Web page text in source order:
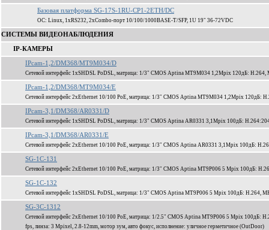
Базовая платформа SG-17S-1RU-CP1-2ETH/DC
ОС: Linux, 1xRS232, 2xCombo-порт 10/100/1000BASE-T/SFP, 1U 19" 36-72VDC
СИСТЕМЫ ВИДЕОНАБЛЮДЕНИЯ
IP-КАМЕРЫ
IPcam-1,2/DM368/MT9M034/D
Сетевой интерфейс 1xSHDSL PoDSL, матрица: 1/3" CMOS Aptina MT9M034 1,2Mpix 120дБ: H.264,
IPcam-1,2/DM368/MT9M034/E
Сетевой интерфейс 2xEthernet 10/100 PoE, матрица: 1/3" CMOS Aptina MT9M034 1,2Mpix 120дБ:
IPcam-3,1/DM368/AR0331/D
Сетевой интерфейс 1xSHDSL PoDSL, матрица: 1/3" CMOS Aptina AR0331 3,1Mpix 100дБ:
IPcam-3,1/DM368/AR0331/E
Сетевой интерфейс 2xEthernet 10/100 PoE, матрица: 1/3" CMOS Aptina AR0331 3,1Mpix 100дБ:
SG-1C-131
Сетевой интерфейс 2xEthernet 10/100 PoE, матрица: 1/3" CMOS Aptina MT9P006 5 Mpix 100дБ:
SG-1C-132
Сетевой интерфейс 1xSHDSL PoDSL, матрица: 1/3" CMOS Aptina MT9P006 5 Mpix 100дБ: H.264,
SG-3C-1312
Сетевой интерфейс 2xEthernet 10/100 PoE, матрица: 1/2.5" CMOS Aptina MT9P006 5 Mpix 100дБ:
fps, линза: 3 Mpixel, 2.8-12mm, мотор зум, авто фокус, исполнение: уличное герметичное (OutDoor)